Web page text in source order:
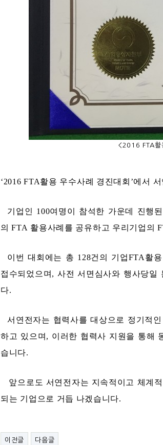
<2016 FTA활
‘2016 FTA활용 우수사례 경진대회 ’에서
기업인 100여명이 참석한 가운데 진행
의 FTA 활용사례를 공유하고 우리기업의
이번 대회에는 총 128건의 기업FTA 활
접수되었으며 , 사전 서면심사와 행사당일
다.
서연전자는 협력사를 대상으로 정기적인
하고 있으며 , 이러한 협력사 지원을 통해
습니다.
앞으로도 서연전자는 지속적이고 체계적
되는 기업으로 거듭 나겠습니다.
이전글 다음글